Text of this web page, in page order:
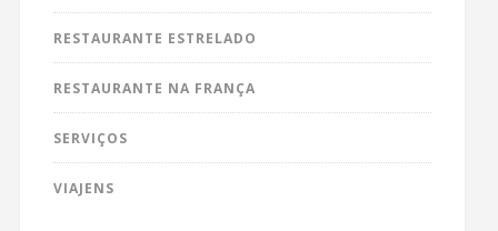
RESTAURANTE ESTRELADO
RESTAURANTE NA FRANÇA
SERVIÇOS
VIAJENS